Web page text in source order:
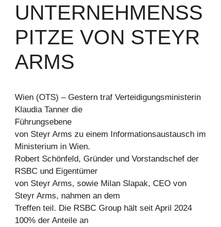
UNTERNEHMENSS
PITZE VON STEYR
ARMS
Wien (OTS) – Gestern traf Verteidigungsministerin
Klaudia Tanner die
Führungsebene
von Steyr Arms zu einem Informationsaustausch im
Ministerium in Wien.
Robert Schönfeld, Gründer und Vorstandschef der
RSBC und Eigentümer
von Steyr Arms, sowie Milan Slapak, CEO von
Steyr Arms, nahmen an dem
Treffen teil. Die RSBC Group hält seit April 2024
100% der Anteile an